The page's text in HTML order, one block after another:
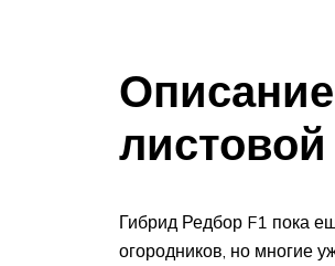
Гибрид Редбор F1 пока
огородников, но многие